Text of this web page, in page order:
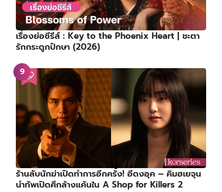
เรื่องย่อซีรีส์ : Key to the Phoenix Heart | ชะตา
รักกระดูกปักษา (2026)
ร้านลับนักฆ่าเปิดทำการอีกครั้ง! อีดงอุค – คิมฮเยจุน
นำทัพเปิดศึกล้างแค้นใน A Shop for Killers 2